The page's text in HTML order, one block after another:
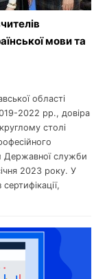
мови та
області
2022 рр., довіра
столі
Державної служби
2023 року. У